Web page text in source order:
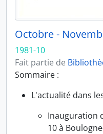
1981-10
Fait partie de
Sommaire :
L'actualité dans
Inauguration
10 à